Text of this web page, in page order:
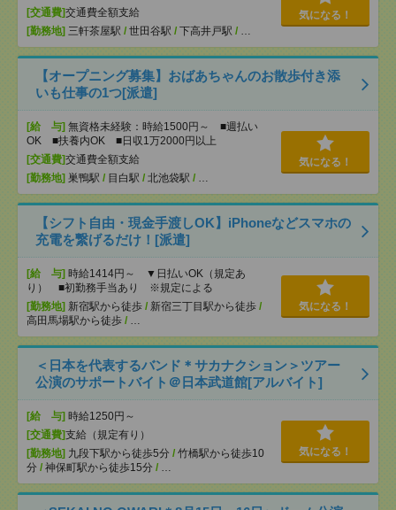
[交通費]交通費全額支給
[勤務地] 三軒茶屋駅 / 世田谷駅 / 下高井戸駅 / …
気になる！
【オープニング募集】おばあちゃんのお散歩付き添
いも仕事の1つ[派遣]
[給 与] 無資格未経験：時給1500円～ ■週払い
OK ■扶養内OK ■日収1万2000円以上
[交通費]交通費全額支給
[勤務地] 巣鴨駅 / 目白駅 / 北池袋駅 / …
気になる！
【シフト自由・現金手渡しOK】iPhoneなどスマホの
充電を繋げるだけ！[派遣]
[給 与] 時給1414円～ ▼日払いOK（規定あ
り） ■初勤務手当あり ※規定による
[勤務地] 新宿駅から徒歩 / 新宿三丁目駅から徒歩 /
高田馬場駅から徒歩 / …
気になる！
＜日本を代表するバンド＊サカナクション＞ツアー
公演のサポートバイト＠日本武道館[アルバイト]
[給 与] 時給1250円～
[交通費]支給（規定有り）
[勤務地] 九段下駅から徒歩5分 / 竹橋駅から徒歩10
分 / 神保町駅から徒歩15分 / …
気になる！